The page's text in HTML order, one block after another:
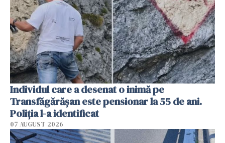
Individul care a desenat o inimă pe
Transfăgărășan este pensionar la 55 de ani.
Poliția l-a identificat
07 AUGUST 2026